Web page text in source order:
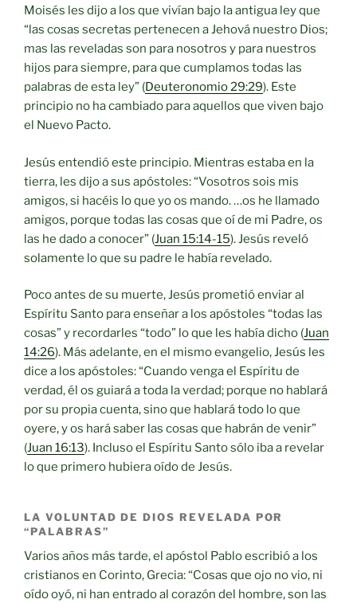
Moisés les dijo a los que vivían bajo la antigua ley que
“las cosas secretas pertenecen a Jehová nuestro Dios;
mas las reveladas son para nosotros y para nuestros
hijos para siempre, para que cumplamos todas las
palabras de esta ley” (Deuteronomio 29:29). Este
principio no ha cambiado para aquellos que viven bajo
el Nuevo Pacto.
Jesús entendió este principio. Mientras estaba en la
tierra, les dijo a sus apóstoles: “Vosotros sois mis
amigos, si hacéis lo que yo os mando. …os he llamado
amigos, porque todas las cosas que oí de mi Padre, os
las he dado a conocer” (Juan 15:14-15). Jesús reveló
solamente lo que su padre le había revelado.
Poco antes de su muerte, Jesús prometió enviar al
Espíritu Santo para enseñar a los apóstoles “todas las
cosas” y recordarles “todo” lo que les había dicho (Juan
14:26). Más adelante, en el mismo evangelio, Jesús les
dice a los apóstoles: “Cuando venga el Espíritu de
verdad, él os guiará a toda la verdad; porque no hablará
por su propia cuenta, sino que hablará todo lo que
oyere, y os hará saber las cosas que habrán de venir”
(Juan 16:13). Incluso el Espíritu Santo sólo iba a revelar
lo que primero hubiera oído de Jesús.
LA VOLUNTAD DE DIOS REVELADA POR
“PALABRAS”
Varios años más tarde, el apóstol Pablo escribió a los
cristianos en Corinto, Grecia: “Cosas que ojo no vio, ni
oído oyó, ni han entrado al corazón del hombre, son las